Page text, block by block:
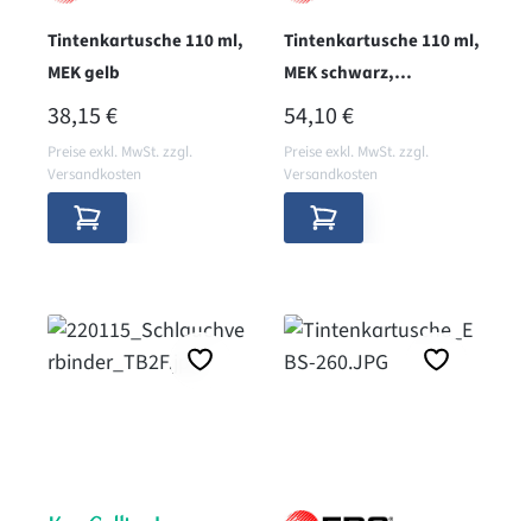
Tintenkartusche 110 ml,
MEK gelb
REGULÄRER PREIS:
38,15 €
Preise exkl. MwSt. zzgl.
Versandkosten
Tintenkartusche 110 ml,
MEK schwarz,
"Betontinte"
REGULÄRER PREIS:
54,10 €
Preise exkl. MwSt. zzgl.
Versandkosten